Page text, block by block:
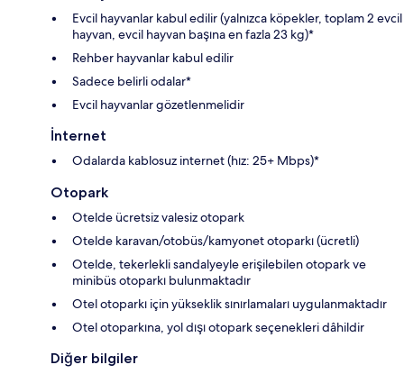
Evcil hayvanlar kabul edilir (yalnızca köpekler, toplam 2 evcil
hayvan, evcil hayvan başına en fazla 23 kg)*
Rehber hayvanlar kabul edilir
Sadece belirli odalar*
Evcil hayvanlar gözetlenmelidir
İnternet
Odalarda kablosuz internet (hız: 25+ Mbps)*
Otopark
Otelde ücretsiz valesiz otopark
Otelde karavan/otobüs/kamyonet otoparkı (ücretli)
Otelde, tekerlekli sandalyeyle erişilebilen otopark ve
minibüs otoparkı bulunmaktadır
Otel otoparkı için yükseklik sınırlamaları uygulanmaktadır
Otel otoparkına, yol dışı otopark seçenekleri dâhildir
Diğer bilgiler